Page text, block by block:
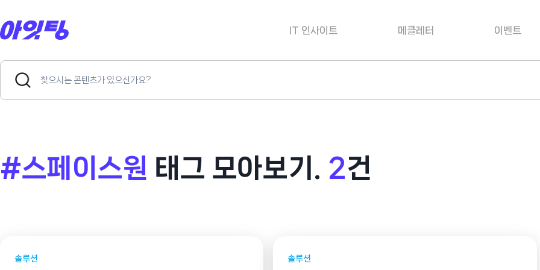
to
content
IT 인사이트 메클레터 이벤트
Search
Search
Button
#스페이스원 태그 모아보기. 2건
솔루션 솔루션